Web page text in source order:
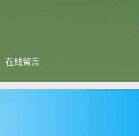
在线留言